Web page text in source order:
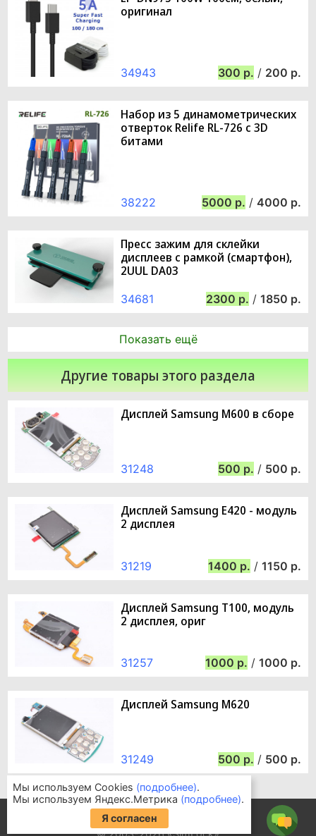
оригинал
34943 300 / 200
Набор из 5 динамометрических
отверток Relife RL-726 с 3D
битами
38222 5000 / 4000
Пресс зажим для склейки
дисплеев с рамкой (смартфон),
2UUL DA03
34681 2300 / 1850
Показать ещё
Другие товары этого раздела
Дисплей Samsung M600 в сборе
31248 500 / 500
Дисплей Samsung E420 - модуль
2 дисплея
31219 1400 / 1150
Дисплей Samsung T100, модуль
2 дисплея, ориг
31257 1000 / 1000
Дисплей Samsung M620
31249 500 / 500
Информация для покупателей
Часто задаваемые вопросы
© 2003-2026 «SimLock»
Мы используем Cookies (подробнее).
Мы используем Яндекс.Метрика (подробнее).
Я согласен